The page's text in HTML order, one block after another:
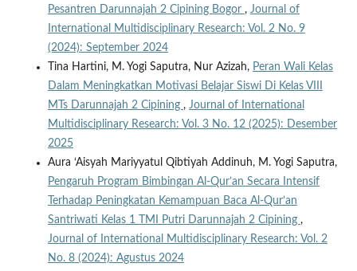
Pesantren Darunnajah 2 Cipining Bogor , Journal of
International Multidisciplinary Research: Vol. 2 No. 9
(2024): September 2024
Tina Hartini, M. Yogi Saputra, Nur Azizah, Peran Wali Kelas
Dalam Meningkatkan Motivasi Belajar Siswi Di Kelas VIII
MTs Darunnajah 2 Cipining , Journal of International
Multidisciplinary Research: Vol. 3 No. 12 (2025): Desember
2025
Aura ‘Aisyah Mariyyatul Qibtiyah Addinuh, M. Yogi Saputra,
Pengaruh Program Bimbingan Al-Qur’an Secara Intensif
Terhadap Peningkatan Kemampuan Baca Al-Qur’an
Santriwati Kelas 1 TMI Putri Darunnajah 2 Cipining ,
Journal of International Multidisciplinary Research: Vol. 2
No. 8 (2024): Agustus 2024